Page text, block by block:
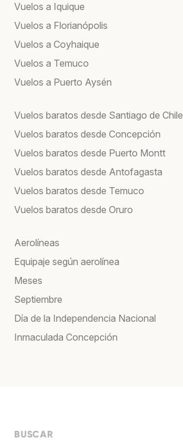
Vuelos a Iquique
Vuelos a Florianópolis
Vuelos a Coyhaique
Vuelos a Temuco
Vuelos a Puerto Aysén
Vuelos baratos desde Santiago de Chile
Vuelos baratos desde Concepción
Vuelos baratos desde Puerto Montt
Vuelos baratos desde Antofagasta
Vuelos baratos desde Temuco
Vuelos baratos desde Oruro
Aerolíneas
Equipaje según aerolínea
Meses
Septiembre
Día de la Independencia Nacional
Inmaculada Concepción
BUSCAR